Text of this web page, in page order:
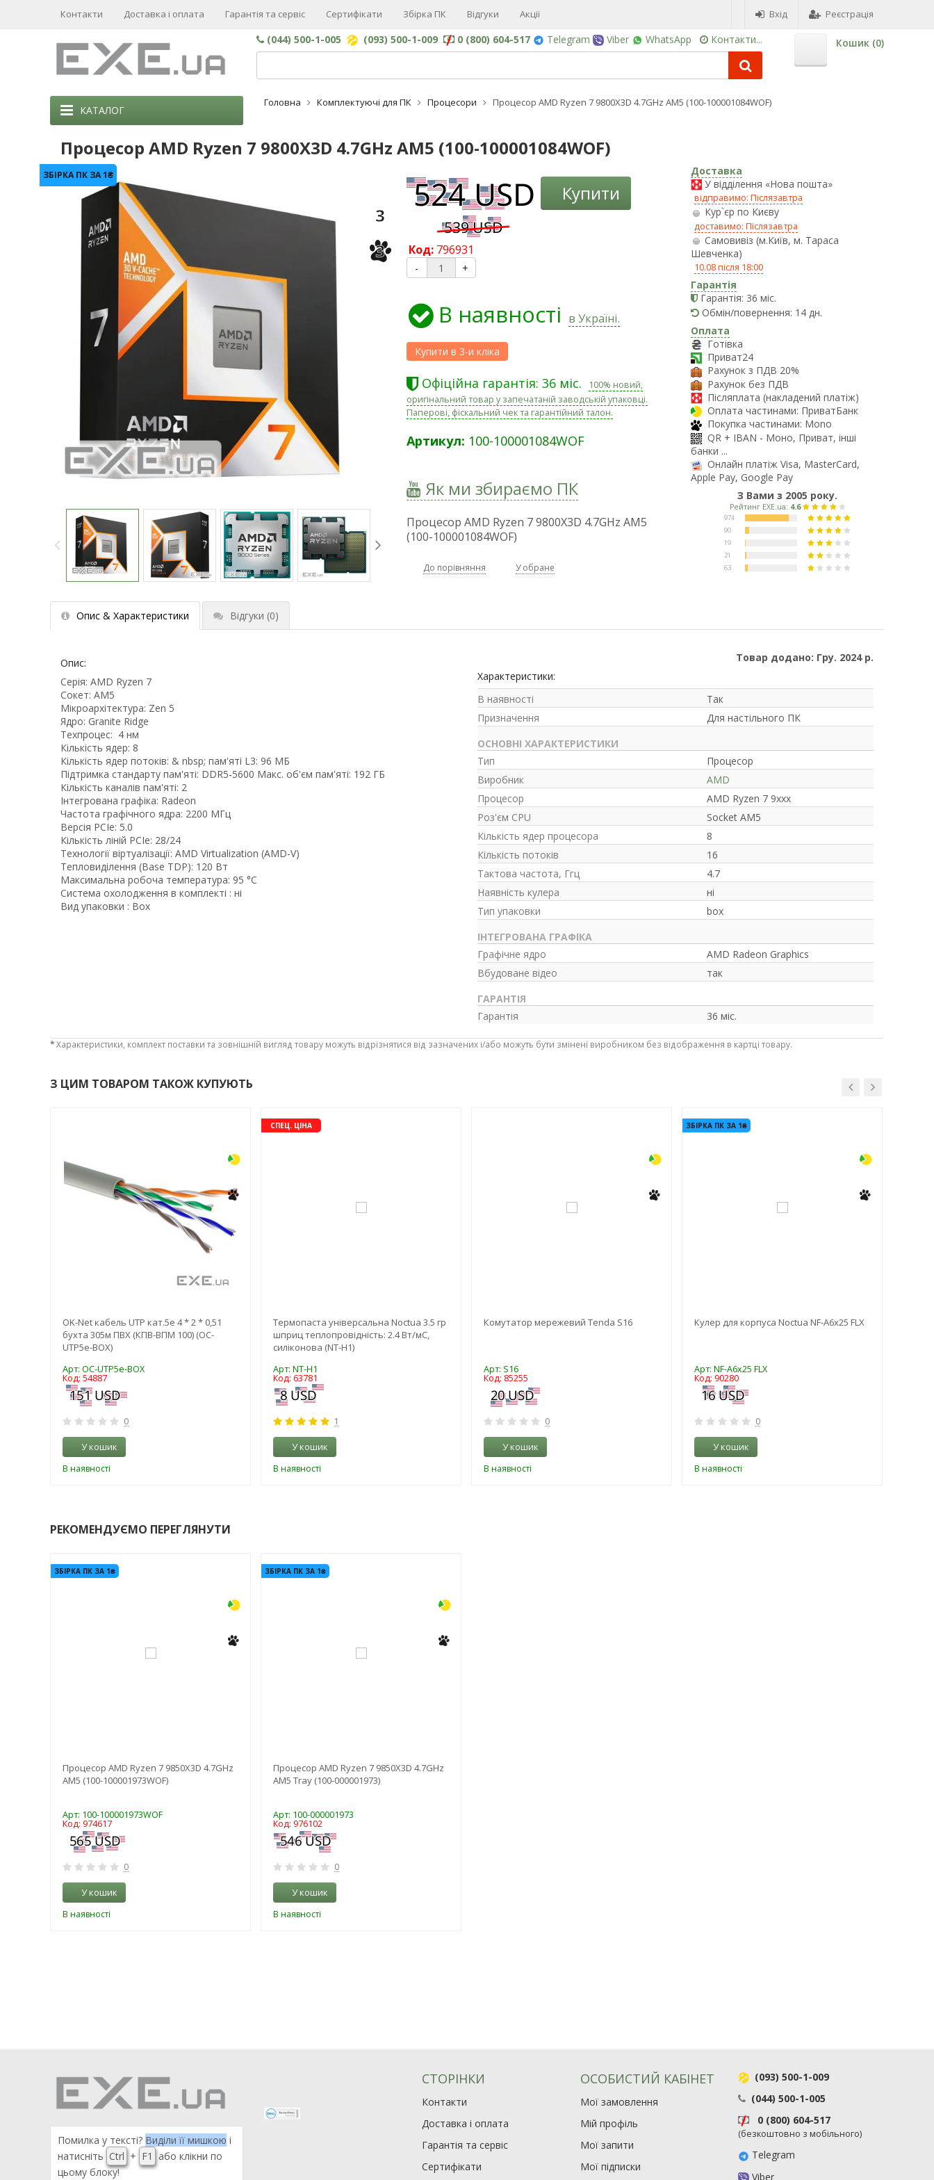
Контакти Доставка і оплата Гарантія та сервіс Сертифікати Збірка ПК Відгуки Акції Вхід Реєстрація
(044) 500-1-005 (093) 500-1-009 0 (800) 604-517 Telegram Viber WhatsApp Контакти... Кошик (0)
Головна Комплектуючі для ПК Процесори Процесор AMD Ryzen 7 9800X3D 4.7GHz AM5 (100-100001084WOF)
Процесор AMD Ryzen 7 9800X3D 4.7GHz AM5 (100-100001084WOF)
ЗБІРКА ПК ЗА 1₴
3
3
Купити
Код: 796931
- +
В наявності в Україні.
Офіційна гарантія: 36 міс.
100% новий,
оригінальний товар у запечатаній заводській упаковці.
Паперові, фіскальний чек та гарантійний талон.
Артикул: 100-100001084WOF
Як ми збираємо ПК
Процесор AMD Ryzen 7 9800X3D 4.7GHz AM5
(100-100001084WOF)
До порівняння У обране
Доставка
У відділення «Нова пошта»
відправимо: Післязавтра
Кур`єр по Києву
доставимо: Післязавтра
Самовивіз (м.Київ, м. Тараса
Шевченка)
10.08 після 18:00
Гарантія
Гарантія: 36 міс.
Обмін/повернення: 14 дн.
Оплата
Готівка
Приват24
Рахунок з ПДВ 20%
Рахунок без ПДВ
Післяплата (накладений платіж)
Оплата частинами: ПриватБанк
Покупка частинами: Mono
QR + IBAN - Моно, Приват, інші
банки ...
Онлайн платіж Visa, MasterCard,
Apple Pay, Google Pay
З Вами з 2005 року.
Опис & Характеристики Відгуки (0)
Опис:
Серія: AMD Ryzen 7
Сокет: AM5
Мікроархітектура: Zen 5
Ядро: Granite Ridge
Техпроцес: 4 нм
Кількість ядер: 8
Кількість ядер потоків: & nbsp; пам'яті L3: 96 МБ
Підтримка стандарту пам'яті: DDR5-5600 Макс. об'єм пам'яті: 192 ГБ
Кількість каналів пам'яті: 2
Інтегрована графіка: Radeon
Частота графічного ядра: 2200 МГц
Версія PCIe: 5.0
Кількість ліній PCIe: 28/24
Технології віртуалізації: AMD Virtualization (AMD-V)
Тепловиділення (Base TDP): 120 Вт
Максимальна робоча температура: 95 °C
Система охолодження в комплекті : ні
Вид упаковки : Box
Товар додано: Гру. 2024 р.
Характеристики:
В наявності
Так
Призначення
Для настільного ПК
ОСНОВНІ ХАРАКТЕРИСТИКИ
Тип
Процесор
Виробник
AMD
Процесор
AMD Ryzen 7 9xxx
Роз'єм CPU
Socket AM5
Кількість ядер процесора
8
Кількість потоків
16
Тактова частота, Ггц
4.7
Наявність кулера
ні
Тип упаковки
box
ІНТЕГРОВАНА ГРАФІКА
Графічне ядро
AMD Radeon Graphics
Вбудоване відео
так
ГАРАНТІЯ
Гарантія
36 міс.
*Характеристики, комплект поставки та зовнішній вигляд товару можуть відрізнятися від зазначених і/або можуть бути змінені виробником без відображення в картці товару.
З ЦИМ ТОВАРОМ ТАКОЖ КУПУЮТЬ
OK-Net кабель UTP кат.5е 4 * 2 * 0,51
бухта 305м ПВХ (КПВ-ВПМ 100) (OC-
UTP5e-BOX)
Арт: OC-UTP5e-BOX
Код: 54887
0
У кошик
В наявності
СПЕЦ. ЦІНА
Термопаста універсальна Noctua 3.5 гр
шприц теплопровідність: 2.4 Вт/мC,
силіконова (NT-H1)
Арт: NT-H1
Код: 63781
1
У кошик
В наявності
Комутатор мережевий Tenda S16
Арт: S16
Код: 85255
0
У кошик
В наявності
ЗБІРКА ПК ЗА 1₴
Кулер для корпуса Noctua NF-A6x25 FLX
Арт: NF-A6x25 FLX
Код: 90280
0
У кошик
В наявності
РЕКОМЕНДУЄМО ПЕРЕГЛЯНУТИ
ЗБІРКА ПК ЗА 1₴
Процесор AMD Ryzen 7 9850X3D 4.7GHz
AM5 (100-100001973WOF)
Арт: 100-100001973WOF
Код: 974617
0
У кошик
В наявності
ЗБІРКА ПК ЗА 1₴
Процесор AMD Ryzen 7 9850X3D 4.7GHz
AM5 Tray (100-000001973)
Арт: 100-000001973
Код: 976102
0
У кошик
В наявності
КАТАЛОГ
Помилка у тексті? Виділи її мишкою і
натисніть Ctrl + F1
або клікни по
цьому блоку!
СТОРІНКИ
Контакти
Доставка і оплата
Гарантія та сервіс
Сертифікати
ОСОБИСТИЙ КАБІНЕТ
Мої замовлення
Мій профіль
Мої запити
Мої підписки
(093) 500-1-009
(044) 500-1-005
0 (800) 604-517
(безкоштовно з мобільного)
Telegram
Viber